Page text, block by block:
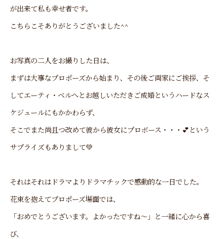
が出来て私も幸せ者です。
こちらこそありがとうございました^^
お写真の二人をお撮りした日は、
まずは大事なプロポーズから始まり、その後ご両家にご挨拶、そ
してエーティ・ベルへとお越しいただきご成婚というハードなス
ケジュールにもかかわらず、
そこでまた尚且つ改めて彼から彼女にプロボース・・・💕という
サプライズもありまして💚
それはそれはドラマよりドラマチックで感動的な一日でした。
花束を抱えてプロポーズ場面では、
「おめでとうございます。よかったですね～」と一緒に心から喜
び、